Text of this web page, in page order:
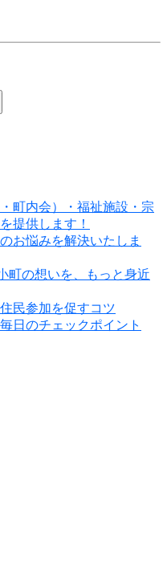
町内会）・福祉施設・宗
提供します！
お悩みを解決いたしま
町の想いを、もっと身近
民参加を促すコツ
日のチェックポイント